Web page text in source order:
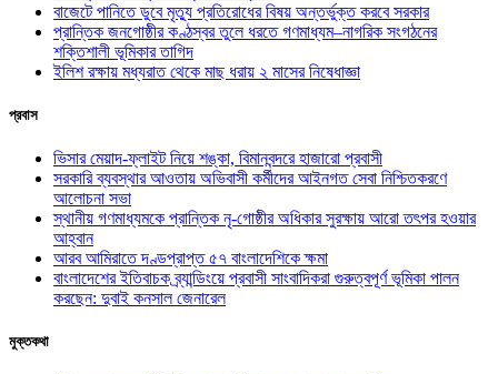
বাজেটে পানিতে ডুবে মৃত্যু প্রতিরোধের বিষয় অন্তর্ভুক্ত করবে সরকার
প্রান্তিক জনগোষ্ঠীর কণ্ঠস্বর তুলে ধরতে গণমাধ্যম–নাগরিক সংগঠনের
শক্তিশালী ভূমিকার তাগিদ
ইলিশ রক্ষায় মধ্যরাত থেকে মাছ ধরায় ২ মাসের নিষেধাজ্ঞা
প্রবাস
ভিসার মেয়াদ-ফ্লাইট নিয়ে শঙ্কা, বিমানবন্দরে হাজারো প্রবাসী
সরকারি ব্যবস্থার আওতায় অভিবাসী কর্মীদের আইনগত সেবা নিশ্চিতকরণে
আলোচনা সভা
স্থানীয় গণমাধ্যমকে প্রান্তিক নৃ-গোষ্ঠীর অধিকার সুরক্ষায় আরো তৎপর হওয়ার
আহ্বান
আরব আমিরাতে দণ্ডপ্রাপ্ত ৫৭ বাংলাদেশিকে ক্ষমা
বাংলাদেশের ইতিবাচক ব্র্যান্ডিংয়ে প্রবাসী সাংবাদিকরা গুরুত্বপূর্ণ ভূমিকা পালন
করছেন: দুবাই কনসাল জেনারেল
মুক্তকথা